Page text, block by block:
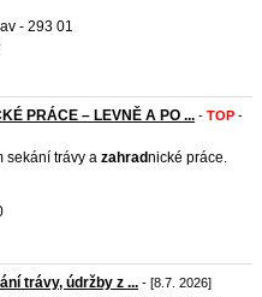
- 293 01
PRÁCE – LEVNĚ A PO ... - TOP -
sekání trávy a zahradnické práce.
trávy, údržby z ... - [8.7. 2026]